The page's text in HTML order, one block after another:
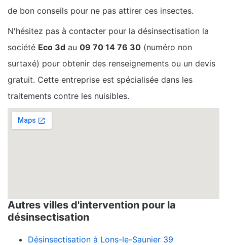
de bon conseils pour ne pas attirer ces insectes.
N'hésitez pas à contacter pour la désinsectisation la
société Eco 3d au 09 70 14 76 30 (numéro non
surtaxé) pour obtenir des renseignements ou un devis
gratuit. Cette entreprise est spécialisée dans les
traitements contre les nuisibles.
Autres villes d'intervention pour la
désinsectisation
Désinsectisation à Lons-le-Saunier 39